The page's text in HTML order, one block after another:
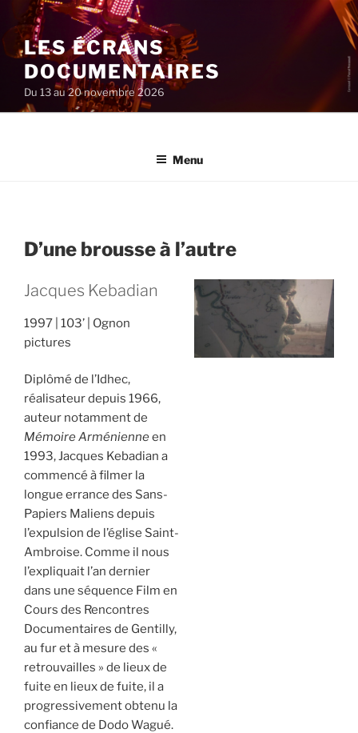
au
contenu
principal
LES ÉCRANS
DOCUMENTAIRES
Du 13 au 20 novembre 2026
Menu
D’une brousse à l’autre
Jacques Kebadian
1997 103’
Ognon
pictures
Diplômé de l’Idhec,
réalisateur depuis 1966,
auteur notamment de
Mémoire Arménienneen
1993, Jacques Kebadian a
commencé à filmer la
longue errance des Sans-
Papiers Maliens depuis
l’expulsion de l’église Saint-
Ambroise. Comme il nous
l’expliquait l’an dernier
dans une séquence Film en
Cours des Rencontres
Documentaires de Gentilly,
au fur et à mesure des «
retrouvailles » de lieux de
fuite en lieux de fuite, il a
progressivement obtenu la
confiance de Dodo Wagué.